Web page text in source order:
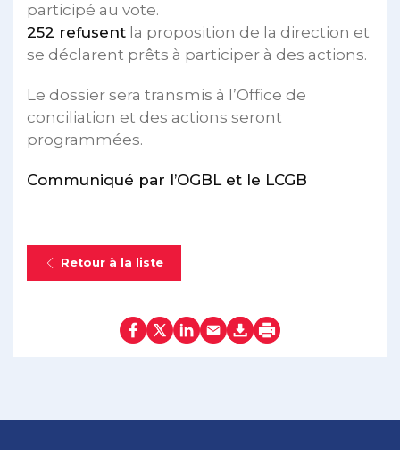
participé au vote.
252 refusent la proposition de la direction et
se déclarent prêts à participer à des actions.
Le dossier sera transmis à l’Office de
conciliation et des actions seront
programmées.
Communiqué par l’OGBL et le LCGB
Retour à la liste